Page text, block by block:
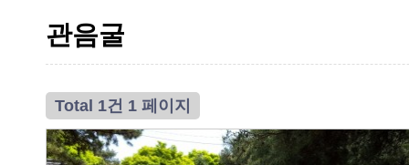
흥륜사 사계
흥륜사 낙조
불사안내
찾아오시는 길
삼성각
종무소
관음굴
Total 1건 1 페이지